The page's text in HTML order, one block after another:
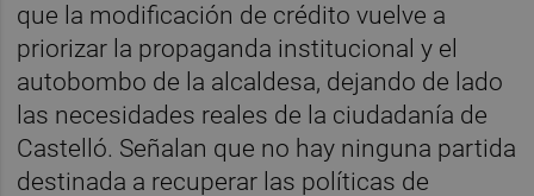
que la modificación de crédito vuelve a
priorizar la propaganda institucional y el
autobombo de la alcaldesa, dejando de lado
las necesidades reales de la ciudadanía de
Castelló. Señalan que no hay ninguna partida
destinada a recuperar las políticas de